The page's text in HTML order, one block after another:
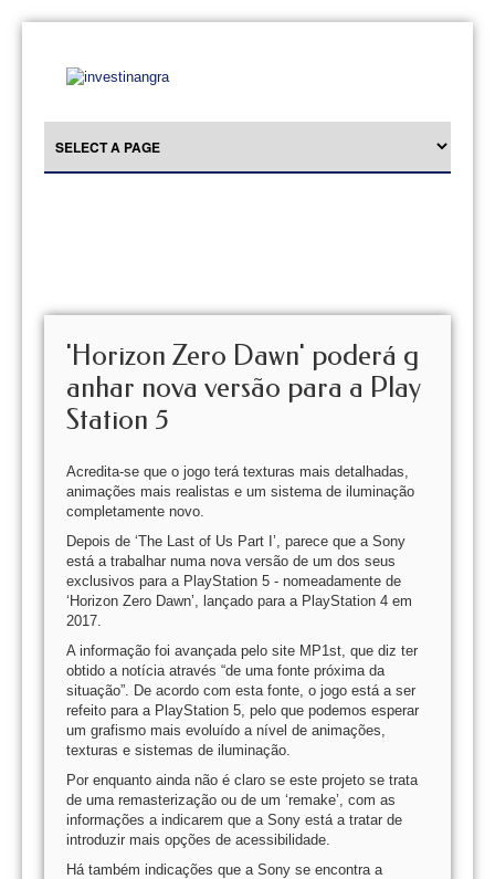
'Horizon Zero Dawn' poderá g
anhar nova versão para a Play
Station 5
Acredita-se que o jogo terá texturas mais detalhadas,
animações mais realistas e um sistema de iluminação
completamente novo.
Depois de ‘The Last of Us Part I’, parece que a Sony
está a trabalhar numa nova versão de um dos seus
exclusivos para a PlayStation 5 - nomeadamente de
‘Horizon Zero Dawn’, lançado para a PlayStation 4 em
2017.
A informação foi avançada pelo site MP1st, que diz ter
obtido a notícia através “de uma fonte próxima da
situação”. De acordo com esta fonte, o jogo está a ser
refeito para a PlayStation 5, pelo que podemos esperar
um grafismo mais evoluído a nível de animações,
texturas e sistemas de iluminação.
Por enquanto ainda não é claro se este projeto se trata
de uma remasterização ou de um ‘remake’, com as
informações a indicarem que a Sony está a tratar de
introduzir mais opções de acessibilidade.
Há também indicações que a Sony se encontra a